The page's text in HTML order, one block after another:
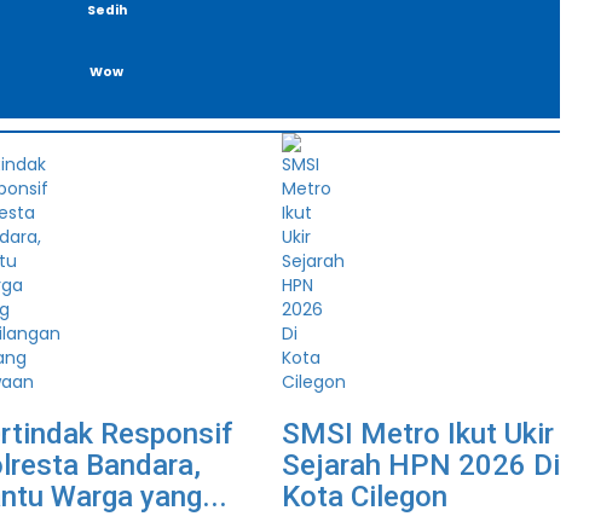
Sedih
Wow
Responsif
Bandara,
Warga yang...
SMSI Metro Ikut Ukir
Sejarah HPN 2026 Di
Kota Cilegon